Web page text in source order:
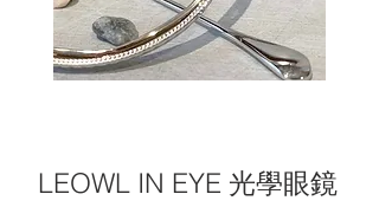
LEOWL IN EYE 光學眼鏡